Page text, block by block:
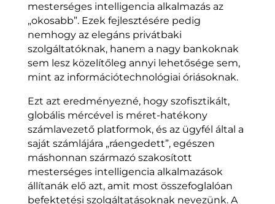
mesterséges intelligencia alkalmazás az
„okosabb”. Ezek fejlesztésére pedig
nemhogy az elegáns privátbaki
szolgáltatóknak, hanem a nagy bankoknak
sem lesz közelítőleg annyi lehetősége sem,
mint az információtechnológiai óriásoknak.
Ezt azt eredményezné, hogy szofisztikált,
globális mércével is méret-hatékony
számlavezető platformok, és az ügyfél által a
saját számlájára „ráengedett”, egészen
máshonnan származó szakosított
mesterséges intelligencia alkalmazások
állítanák elő azt, amit most összefoglalóan
befektetési szolgáltatásoknak nevezünk. A